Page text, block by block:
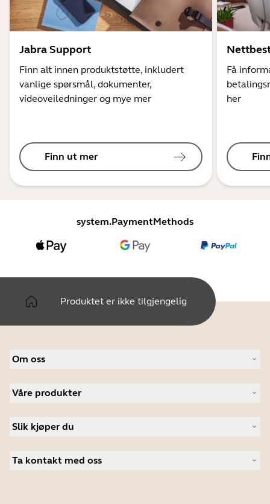
Jabra Support
Finn alt innen produktstøtte, inkludert
vanlige spørsmål, dokumenter,
videoveiledninger og mye mer
Finn ut mer
Få
her
system.PaymentMethods
Produktet er ikke tilgjengelig
Om oss
Karriere
Nyheter og pressemeldinger
Les bloggen vår
Kundehistorier
Våre produkter
Konferansehøyttalere
Personlige kameraer
Programvare
Slik kjøper du
Studentrabatt
Ta kontakt med oss